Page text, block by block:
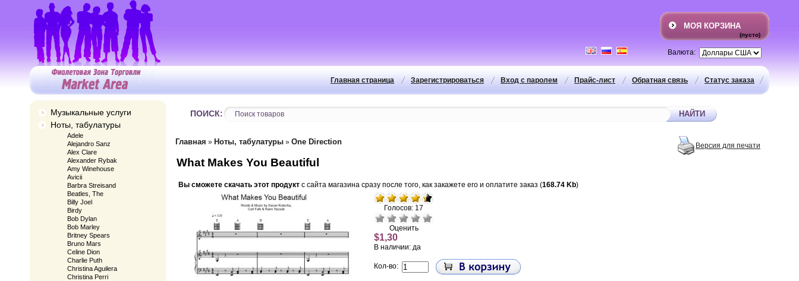
МОЯ КОРЗИНА
(пусто)
Валюта:
Статус заказа
Главная страница Зарегистрироваться Вход с паролем Прайс-лист Обратная связь
Музыкальные услуги
Ноты, табулатуры
Adele
Alejandro Sanz
Alex Clare
Alexander Rybak
Amy Winehouse
Avicii
Barbra Streisand
Beatles, The
Billy Joel
Birdy
Bob Dylan
Bob Marley
Britney Spears
Bruno Mars
Celine Dion
Charlie Puth
Christina Aguilera
Christina Perri
ПОИСК:
Главная » Ноты, табулатуры » One Direction Версия для печати
What Makes You Beautiful
Вы сможете скачать этот продукт с сайта магазина сразу после того, как закажете его и оплатите заказ (168.74 Kb)
Голосов: 17
Оценить
$1,30
В наличии: да
Кол-во: